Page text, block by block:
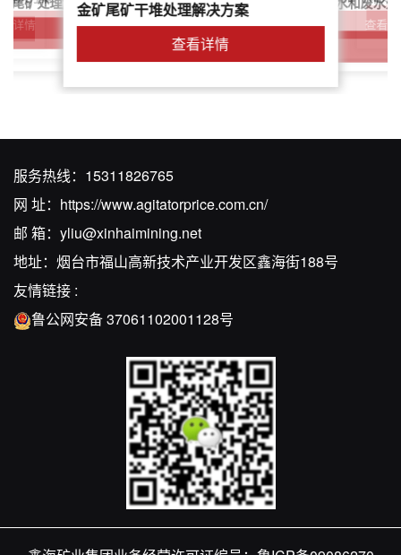
详情
金矿尾矿干堆处理解决方案
查看详情
解决方案
查看
服务热线： 15311826765
网 址： https://www.agitatorprice.com.cn/
邮 箱： yliu@xinhaimining.net
地址：烟台市福山高新技术产业开发区鑫海街188号
友情链接 :
鲁公网安备 37061102001128号